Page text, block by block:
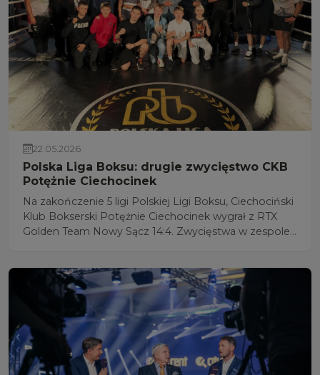
22.05.2026
Polska Liga Boksu: drugie zwycięstwo CKB
Potężnie Ciechocinek
Na zakończenie 5 ligi Polskiej Ligi Boksu, Ciechociński
Klub Bokserski Potężnie Ciechocinek wygrał z RTX
Golden Team Nowy Sącz 14:4. Zwycięstwa w zespole
Paweł Wardyn +90 kg.